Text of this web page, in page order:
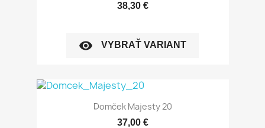
38,30 €
visibility VYBRAŤ VARIANT
Domček Majesty 20
37,00 €